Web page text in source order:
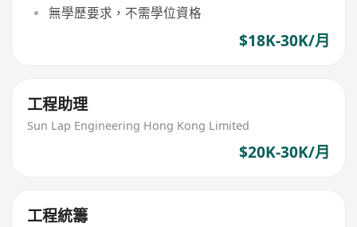
無學歷要求，不需學位資格
$18K-30K/月
工程助理
Sun Lap Engineering Hong Kong Limited
$20K-30K/月
工程統籌